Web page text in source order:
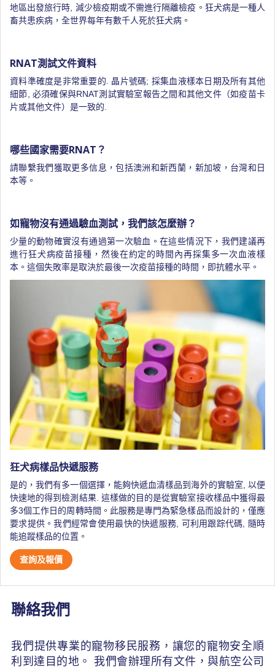
地區出發旅行時, 減少檢疫期或不需進行隔離檢疫。狂犬病是一種人
畜共患疾病，全世界每年有數千人死於狂犬病。
RNAT測試文件資料
資料準確度是非常重要的. 晶片號碼; 採集血液樣本日期及所有其他
細節, 必須確保與RNAT測試實驗室報告之間和其他文件（如疫苗卡
片或其他文件）是一致的.
哪些國家需要RNAT？
請聯繫我們獲取更多信息，包括澳洲和新西蘭，新加坡，台灣和日
本等。
如寵物沒有通過驗血測試，我們該怎麼辦？
少量的動物確實沒有通過第一次驗血。在這些情況下，我們建議再
進行狂犬病疫苗接種，然後在約定的時間內再採集多一次血液樣
本。這個失敗率是取決於最後一次疫苗接種的時間，即抗體水平。
狂犬病樣品快遞服務
是的，我們有多一個選擇，能夠快遞血清樣品到海外的實驗室, 以便
快速地的得到檢測結果. 這樣做的目的是從實驗室接收樣品中獲得最
多3個工作日的周轉時間。此服務是專門為緊急樣品而設計的，僅應
要求提供。我們經常會使用最快的快遞服務, 可利用跟踪代碼, 隨時
能追蹤樣品的位置。
查詢及報價
聯絡我們
我們提供專業的寵物移民服務，讓您的寵物安全順
利到達目的地。 我們會辦理所有文件，與航空公司